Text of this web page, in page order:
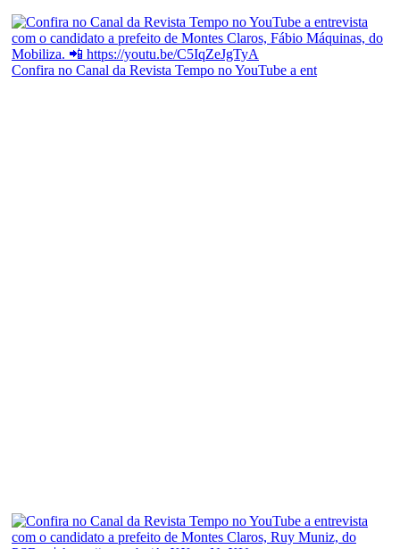
Confira no Canal da Revista Tempo no YouTube a ent